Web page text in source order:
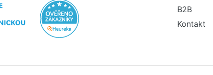
B2B
Kontakt